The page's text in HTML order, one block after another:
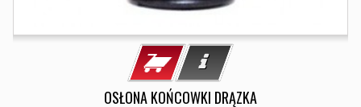
OSŁONA KOŃCOWKI DRĄZKA